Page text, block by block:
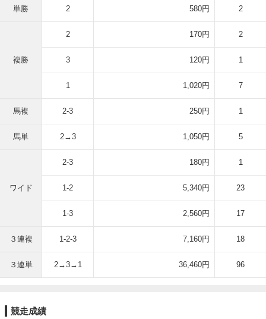
単勝 2 580円 2
複勝
2 170円 2
3 120円 1
1 1,020円 7
馬複 2-3 250円 1
馬単 2→3 1,050円 5
ワイド
2-3 180円 1
1-2 5,340円 23
1-3 2,560円 17
３連複 1-2-3 7,160円 18
３連単 2→3→1 36,460円 96
競走成績